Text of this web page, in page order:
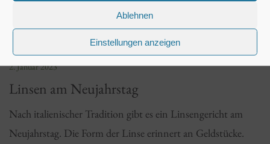
Ablehnen
Einstellungen anzeigen
2. Januar 2023
Linsen am Neujahrstag
Nach italienischer Tradition gibt es ein Linsengericht am
Neujahrstag. Die Form der Linse erinnert an Geldstücke.